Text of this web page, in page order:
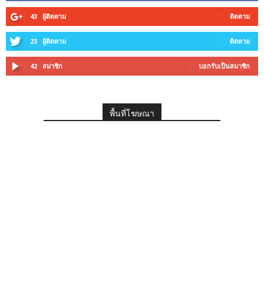
43 ผู้ติดตาม ติดตาม
23 ผู้ติดตาม ติดตาม
42 สมาชิก บอกรับเป็นสมาชิก
พื้นที่โฆษณา